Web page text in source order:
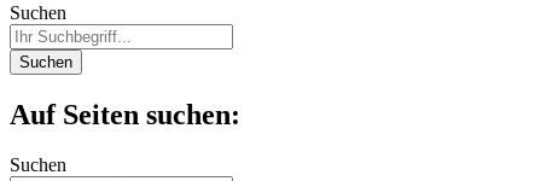
Suchen
Suchen
Auf Seiten suchen:
Suchen